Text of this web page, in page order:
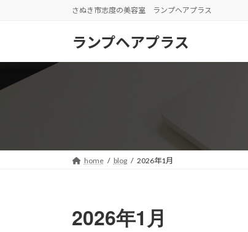
ツ
シ
さぬき市志度の美容室 ランプヘアプラス
ランプヘアプラス
home blog 2026年1月
2026年1月